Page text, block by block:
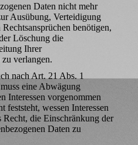
Daten nicht mehr
Ausübung, Verteidigung
benötigen,
Löschung die
Ihrer
zu verlangen.
nach Art. 21 Abs. 1
eine Abwägung
Interessen vorgenommen
feststeht, wessen Interessen
Recht, die Einschränkung der
Daten zu